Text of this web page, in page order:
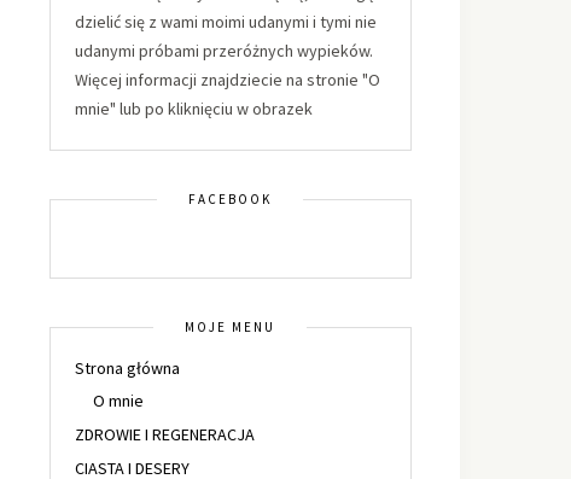
dzielić się z wami moimi udanymi i tymi nie
udanymi próbami przeróżnych wypieków.
Więcej informacji znajdziecie na stronie "O
mnie" lub po kliknięciu w obrazek
FACEBOOK
MOJE MENU
Strona główna
O mnie
ZDROWIE I REGENERACJA
CIASTA I DESERY